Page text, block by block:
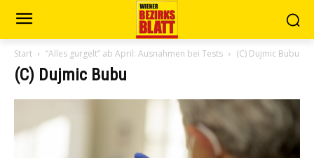
Start “Alles gurgelt” ab April: Ausnahmen bei Tests (C) Dujmic Bubu
(C) Dujmic Bubu